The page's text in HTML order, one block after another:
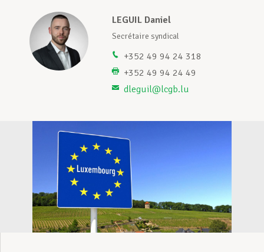
Vos droits
Assistance en vie privée
Développement professionnel
Devenir Membre
Actualités
LEGUIL Daniel
Secrétaire syndical
+352 49 94 24 318
+352 49 94 24 49
dleguil@lcgb.lu